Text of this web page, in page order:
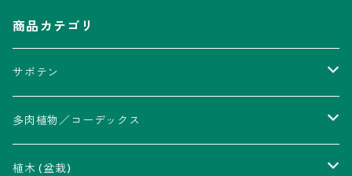
商品カテゴリ
サボテン
アストロフィツム属
瑠璃兜錦、兜丸錦
アリオカルプス属
多肉植物／コーデックス
アカベ属
植木 (盆栽)